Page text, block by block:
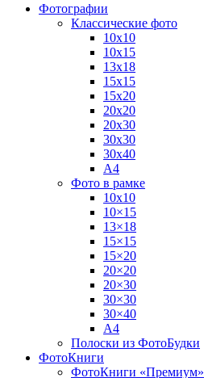
Фотографии
Классические фото
10х10
10х15
13х18
15х15
15х20
20х20
20х30
30х30
30х40
А4
Фото в рамке
10х10
10×15
13×18
15×15
15×20
20×20
20×30
30×30
30×40
A4
Полоски из ФотоБудки
ФотоКниги
ФотоКниги «Премиум»